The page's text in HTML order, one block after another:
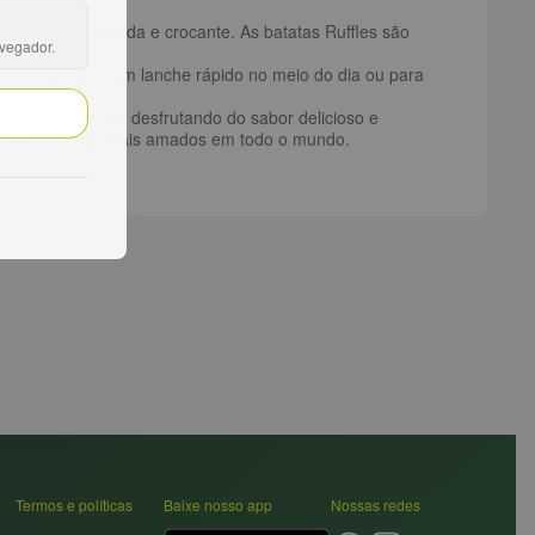
única, ondulada e crocante. As batatas Ruffles são
snacks.
amigos, um lanche rápido no meio do dia ou para
quer que vá, desfrutando do sabor delicioso e
dos snacks mais amados em todo o mundo.
Termos e políticas
Baixe nosso app Nossas redes